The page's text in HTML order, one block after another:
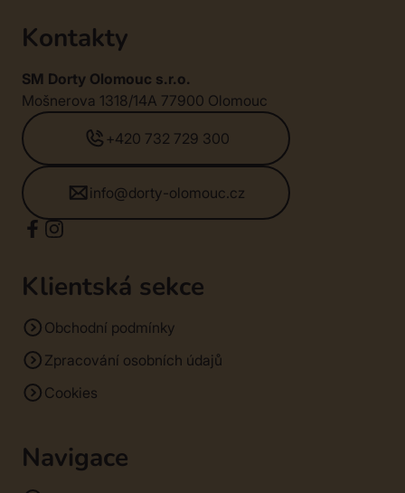
Kontakty
SM Dorty Olomouc s.r.o.
Mošnerova 1318/14A 77900 Olomouc
+420 732 729 300
info@dorty-olomouc.cz
Klientská sekce
Obchodní podmínky
Zpracování osobních údajů
Cookies
Navigace